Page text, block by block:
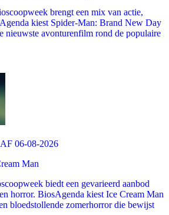
brengt een mix van actie,
kiest Spider-Man: Brand New Day
nieuwste avonturenfilm rond de populaire
06-08-2026
Man
biedt een gevarieerd aanbod
horror. BiosAgenda kiest Ice Cream Man
bloedstollende zomerhorror die bewijst